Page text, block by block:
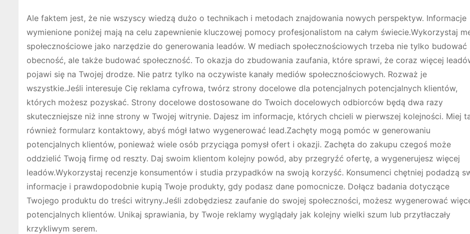
Ale faktem jest, że nie wszyscy wiedzą dużo o technikach i metodach znajdowania nowych perspektyw. Informacje
wymienione poniżej mają na celu zapewnienie kluczowej pomocy profesjonalistom na całym świecie.Wykorzystaj
społecznościowe jako narzędzie do generowania leadów. W mediach społecznościowych trzeba nie tylko budować
obecność, ale także budować społeczność. To okazja do zbudowania zaufania, które sprawi, że coraz więcej
pojawi się na Twojej drodze. Nie patrz tylko na oczywiste kanały mediów społecznościowych. Rozważ je
wszystkie.Jeśli interesuje Cię reklama cyfrowa, twórz strony docelowe dla potencjalnych potencjalnych klientów,
których możesz pozyskać. Strony docelowe dostosowane do Twoich docelowych odbiorców będą dwa razy
skuteczniejsze niż inne strony w Twojej witrynie. Dajesz im informacje, których chcieli w pierwszej kolejności. Miej
również formularz kontaktowy, abyś mógł łatwo wygenerować lead.Zachęty mogą pomóc w generowaniu
potencjalnych klientów, ponieważ wiele osób przyciąga pomysł ofert i okazji. Zachęta do zakupu czegoś może
oddzielić Twoją firmę od reszty. Daj swoim klientom kolejny powód, aby przegryźć ofertę, a wygenerujesz więcej
leadów.Wykorzystaj recenzje konsumentów i studia przypadków na swoją korzyść. Konsumenci chętniej podadzą
informacje i prawdopodobnie kupią Twoje produkty, gdy podasz dane pomocnicze. Dołącz badania dotyczące
Twojego produktu do treści witryny.Jeśli zdobędziesz zaufanie do swojej społeczności, możesz wygenerować
potencjalnych klientów. Unikaj sprawiania, by Twoje reklamy wyglądały jak kolejny wielki szum lub przytłaczały
krzykliwym serem.